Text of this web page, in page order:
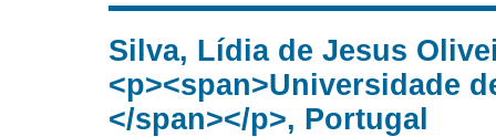
Silva, Lídia de Jesus
<p><span>Universidade
</span></p>, Portugal